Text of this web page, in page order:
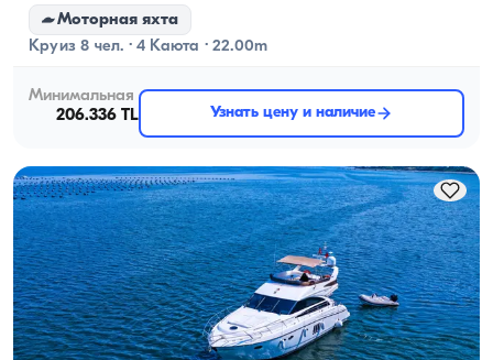
Моторная яхта
Круиз 8 чел. · 4 Каюта · 22.00m
Минимальная
206.336 TL
Узнать цену и наличие